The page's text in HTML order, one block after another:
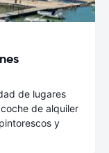
de lugares
de alquiler
y